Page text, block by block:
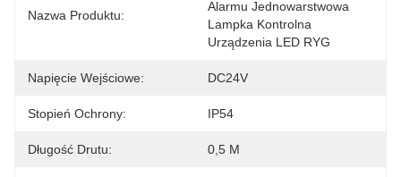
Nazwa Produktu:
Alarmu Jednowarstwowa
Lampka Kontrolna
Urządzenia LED RYG
Napięcie Wejściowe: DC24V
Stopień Ochrony: IP54
Długość Drutu: 0,5 M